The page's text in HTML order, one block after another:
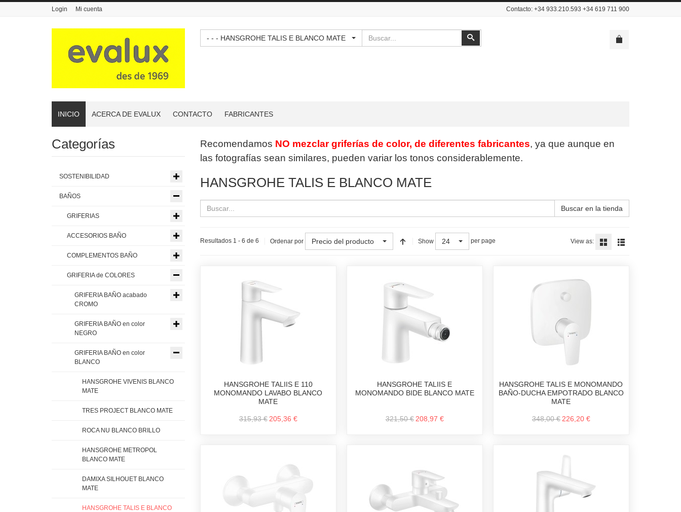
Login Mi cuenta Contacto: +34 933.210.593 +34 619 711 900
- - - HANSGROHE TALIS E BLANCO MATE Buscar
INICIO ACERCA DE EVALUX CONTACTO FABRICANTES
Recomendamos NO mezclar griferías de color, de diferentes fabricantes, ya que aunque en
las fotografías sean similares, pueden variar los tonos considerablemente.
HANSGROHE TALIS E BLANCO MATE
Buscar en la tienda
Resultados 1 - 6 de 6 Ordenar por Precio del producto Show 24 per page View as:
HANSGROHE TALIIS E 110
MONOMANDO LAVABO BLANCO
MATE
315,93 € 205,36 €
HANSGROHE TALIIS E
MONOMANDO BIDE BLANCO MATE
321,50 € 208,97 €
HANSGROHE TALIS E MONOMANDO
BAÑO-DUCHA EMPOTRADO BLANCO
MATE
348,00 € 226,20 €
Categorías
SOSTENIBILIDAD
BAÑOS
GRIFERIAS
ACCESORIOS BAÑO
COMPLEMENTOS BAÑO
GRIFERIA de COLORES
GRIFERIA BAÑO acabado
CROMO
GRIFERIA BAÑO en color
NEGRO
GRIFERIA BAÑO en color
BLANCO
HANSGROHE VIVENIS BLANCO
MATE
TRES PROJECT BLANCO MATE
ROCA NU BLANCO BRILLO
HANSGROHE METROPOL
BLANCO MATE
DAMIXA SILHOUET BLANCO
MATE
HANSGROHE TALIS E BLANCO